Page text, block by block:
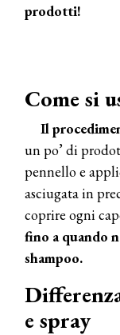
prodotti!
Come si
Il
un po’ di
pennello e
asciugata in
coprire ogni
fino a quando
shampoo.
e spray